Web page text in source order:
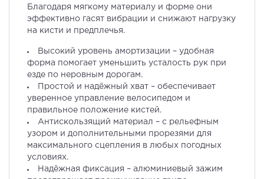
Благодаря мягкому материалу и форме они
эффективно гасят вибрации и снижают нагрузку
на кисти и предплечья.
Высокий уровень амортизации – удобная
форма помогает уменьшить усталость рук при
езде по неровным дорогам.
Простой и надёжный хват – обеспечивает
уверенное управление велосипедом и
правильное положение кистей.
Антискользящий материал – с рельефным
узором и дополнительными прорезями для
максимального сцепления в любых погодных
условиях.
Надёжная фиксация – алюминиевый зажим